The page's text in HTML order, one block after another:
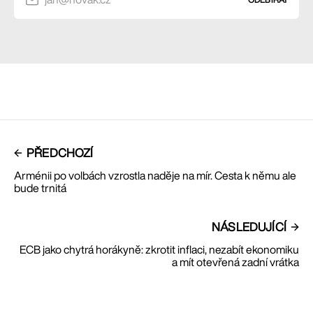
PŘEDCHOZÍ
Arménii po volbách vzrostla naděje na mír. Cesta k němu ale
bude trnitá
NÁSLEDUJÍCÍ
ECB jako chytrá horákyně: zkrotit inflaci, nezabít ekonomiku
a mít otevřená zadní vrátka